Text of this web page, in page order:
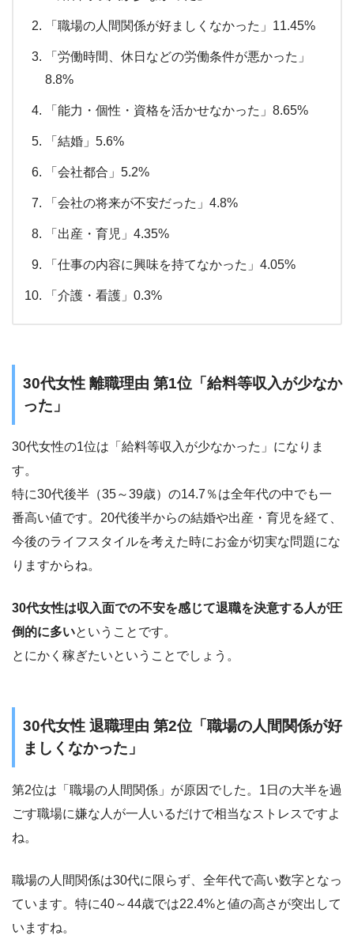
「職場の人間関係が好ましくなかった」11.45%
「労働時間、休日などの労働条件が悪かった」
8.8%
「能力・個性・資格を活かせなかった」8.65%
「結婚」5.6%
「会社都合」5.2%
「会社の将来が不安だった」4.8%
「出産・育児」4.35%
「仕事の内容に興味を持てなかった」4.05%
「介護・看護」0.3%
30代女性 離職理由 第1位「給料等収入が少なか
った」
30代女性の1位は「給料等収入が少なかった」になりま
す。
特に30代後半（35～39歳）の14.7％は全年代の中でも一
番高い値です。20代後半からの結婚や出産・育児を経て、
今後のライフスタイルを考えた時にお金が切実な問題にな
りますからね。
30代女性は収入面での不安を感じて退職を決意する人が圧
倒的に多いということです。
とにかく稼ぎたいということでしょう。
30代女性 退職理由 第2位「職場の人間関係が好
ましくなかった」
第2位は「職場の人間関係」が原因でした。1日の大半を過
ごす職場に嫌な人が一人いるだけで相当なストレスですよ
ね。
職場の人間関係は30代に限らず、全年代で高い数字となっ
ています。特に40～44歳では22.4%と値の高さが突出して
いますね。